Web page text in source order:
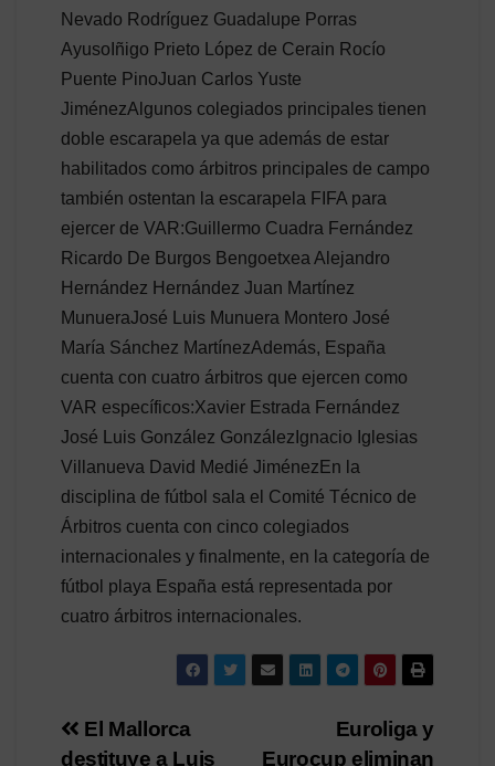
Nevado Rodríguez Guadalupe Porras
AyusoIñigo Prieto López de Cerain Rocío
Puente PinoJuan Carlos Yuste
JiménezAlgunos colegiados principales tienen
doble escarapela ya que además de estar
habilitados como árbitros principales de campo
también ostentan la escarapela FIFA para
ejercer de VAR:Guillermo Cuadra Fernández
Ricardo De Burgos Bengoetxea Alejandro
Hernández Hernández Juan Martínez
MunueraJosé Luis Munuera Montero José
María Sánchez MartínezAdemás, España
cuenta con cuatro árbitros que ejercen como
VAR específicos:Xavier Estrada Fernández
José Luis González GonzálezIgnacio Iglesias
Villanueva David Medié JiménezEn la
disciplina de fútbol sala el Comité Técnico de
Árbitros cuenta con cinco colegiados
internacionales y finalmente, en la categoría de
fútbol playa España está representada por
cuatro árbitros internacionales.
Navegación
Euroliga y
Eurocup eliminan
El Mallorca
destituye a Luis